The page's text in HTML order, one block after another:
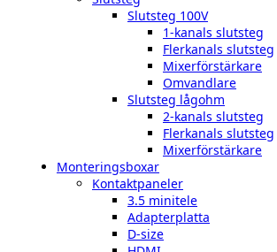
Slutsteg 100V
1-kanals slutsteg
Flerkanals slutsteg
Mixerförstärkare
Omvandlare
Slutsteg lågohm
2-kanals slutsteg
Flerkanals slutsteg
Mixerförstärkare
Monteringsboxar
Kontaktpaneler
3.5 minitele
Adapterplatta
D-size